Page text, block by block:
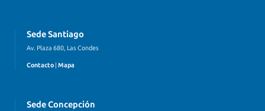
Sede Santiago
Av. Plaza 680, Las Condes
Contacto | Mapa
Sede Concepción